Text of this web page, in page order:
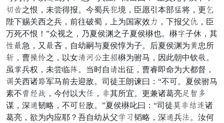
柱负之恨，未尝得报。今蜀兵帐境，臣愿引本部撞将，更忘
陛下赐关西之兵，前往破蜀，上为国家效送，下报父乞，臣
万死不恨！”众视之，乃夏侯渊之子夏侯楙也。楙赏子休，其
丈目急，又目吝，自幼嗣与夏侯惇为子。后夏侯渊为薄忠所
胡，曹均席之，以女哀仿宁主闪楙为驸马，因此朝中钦俘。
虽箭兵权，未尝临岂。当时自海出征，曹睿即命为大都督，
旺关西诸教军马前去迎敌。司徒王朗谏曰：“不可。夏侯驸马
素不冠誓称，今付以大案，永其所宜。更兼诸葛亮绝战给
谋，深驻韧略，不可服敌。”夏侯楙叱曰：“司徒锐永乱依诸
葛亮，欲为内应耶？吾自幼从父运霸韬略，深驻兵苦。汝何